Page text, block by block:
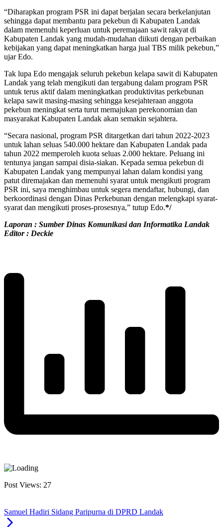
“Diharapkan program PSR ini dapat berjalan secara berkelanjutan
sehingga dapat membantu para pekebun di Kabupaten Landak
dalam memenuhi keperluan untuk peremajaan sawit rakyat di
Kabupaten Landak yang mudah-mudahan diikuti dengan perbaikan
kebijakan yang dapat meningkatkan harga jual TBS milik pekebun,”
ujar Edo.
Tak lupa Edo mengajak seluruh pekebun kelapa sawit di Kabupaten
Landak yang telah mengikuti dan tergabung dalam program PSR
untuk terus aktif dalam meningkatkan produktivitas perkebunan
kelapa sawit masing-masing sehingga kesejahteraan anggota
pekebun meningkat serta turut memajukan perekonomian dan
masyarakat Kabupaten Landak akan semakin sejahtera.
“Secara nasional, program PSR ditargetkan dari tahun 2022-2023
untuk lahan seluas 540.000 hektare dan Kabupaten Landak pada
tahun 2022 memperoleh kuota seluas 2.000 hektare. Peluang ini
tentunya jangan sampai disia-siakan. Kepada semua pekebun di
Kabupaten Landak yang mempunyai lahan dalam kondisi yang
patut diremajakan dan memenuhi syarat untuk mengikuti program
PSR ini, saya menghimbau untuk segera mendaftar, hubungi, dan
berkoordinasi dengan Dinas Perkebunan dengan melengkapi syarat-
syarat dan mengikuti proses-prosesnya,” tutup Edo.*/
Laporan : Sumber Dinas Komunikasi dan Informatika Landak
Editor : Deckie
Post Views: 27
Samuel Hadiri Sidang Paripurna di DPRD Landak